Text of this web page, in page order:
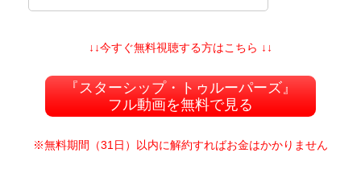
↓↓今すぐ無料視聴する方はこちら ↓↓
『スターシップ・トゥルーパーズ』
フル動画を無料で見る
※無料期間（31日）以内に解約すればお金はかかりません